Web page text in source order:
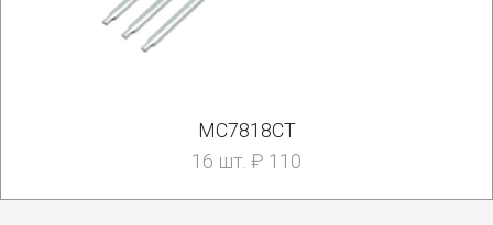
MC7818CT
16 шт. ₽ 110